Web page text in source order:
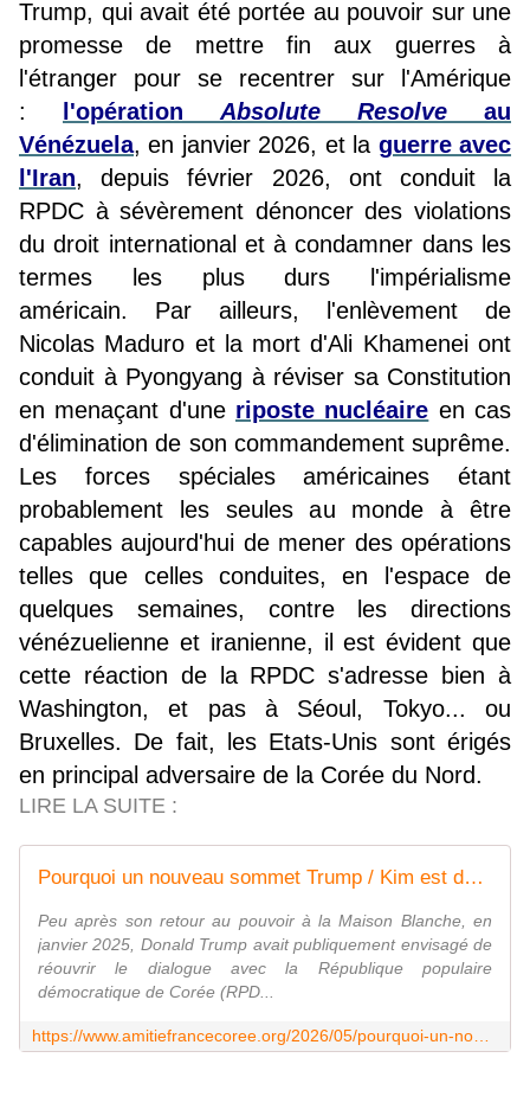
Trump, qui avait été portée au pouvoir sur une
promesse de mettre fin aux guerres à
l'étranger pour se recentrer sur l'Amérique
:
l'opération Absolute Resolve au
Vénézuela, en janvier 2026, et la guerre avec
l'Iran, depuis février 2026, ont conduit la
RPDC à sévèrement dénoncer des violations
du droit international et à condamner dans les
termes les plus durs l'impérialisme
américain. Par ailleurs, l'enlèvement de
Nicolas Maduro et la mort d'Ali Khamenei ont
conduit à Pyongyang à réviser sa Constitution
en menaçant d'une riposte nucléaire en cas
d'élimination de son commandement suprême.
Les forces spéciales américaines étant
probablement les seules au monde à être
capables aujourd'hui de mener des opérations
telles que celles conduites, en l'espace de
quelques semaines, contre les directions
vénézuelienne et iranienne, il est évident que
cette réaction de la RPDC s'adresse bien à
Washington, et pas à Séoul, Tokyo... ou
Bruxelles. De fait, les Etats-Unis sont érigés
en principal adversaire de la Corée du Nord.
LIRE LA SUITE :
Pourquoi un nouveau sommet Trump / Kim est de plus en plus improbable - Association d'amitié franco-coréenne
Peu après son retour au pouvoir à la Maison Blanche, en
janvier 2025, Donald Trump avait publiquement envisagé de
réouvrir le dialogue avec la République populaire
démocratique de Corée (RPD...